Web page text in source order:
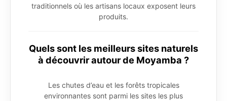
traditionnels où les artisans locaux exposent leurs
produits.
Quels sont les meilleurs sites naturels
à découvrir autour de Moyamba ?
Les chutes d’eau et les forêts tropicales
environnantes sont parmi les sites les plus